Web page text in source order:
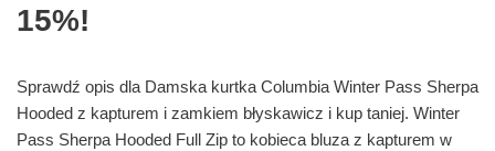
15%!
Sprawdź opis dla Damska kurtka Columbia Winter Pass Sherpa
Hooded z kapturem i zamkiem błyskawicz i kup taniej. Winter
Pass Sherpa Hooded Full Zip to kobieca bluza z kapturem w